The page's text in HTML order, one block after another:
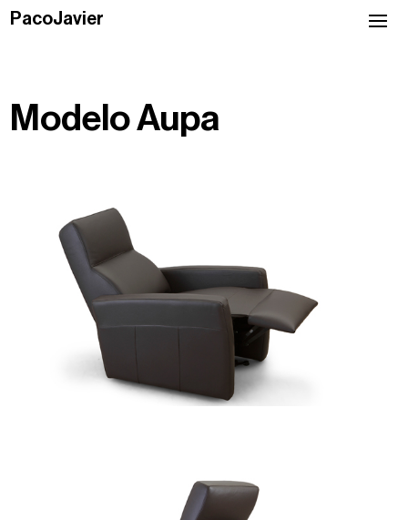
PacoJavier
Modelo Aupa